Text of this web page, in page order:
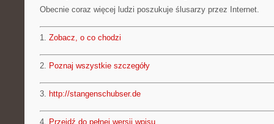
Obecnie coraz więcej ludzi poszukuje ślusarzy przez Internet.
1. Zobacz, o co chodzi
2. Poznaj wszystkie szczegóły
3. http://stangenschubser.de
4. Przejdź do pełnej wersji wpisu